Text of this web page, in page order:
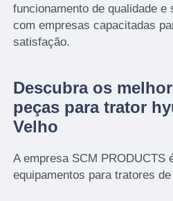
funcionamento de qualidade
com empresas capacitadas
satisfação.
Descubra os
peças para trator
Velho
A empresa SCM PRODUCTS
equipamentos para tratores